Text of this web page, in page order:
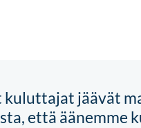
jäävät
että äänemme